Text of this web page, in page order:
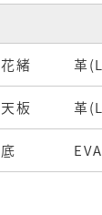
花緒 革
天板 革
底